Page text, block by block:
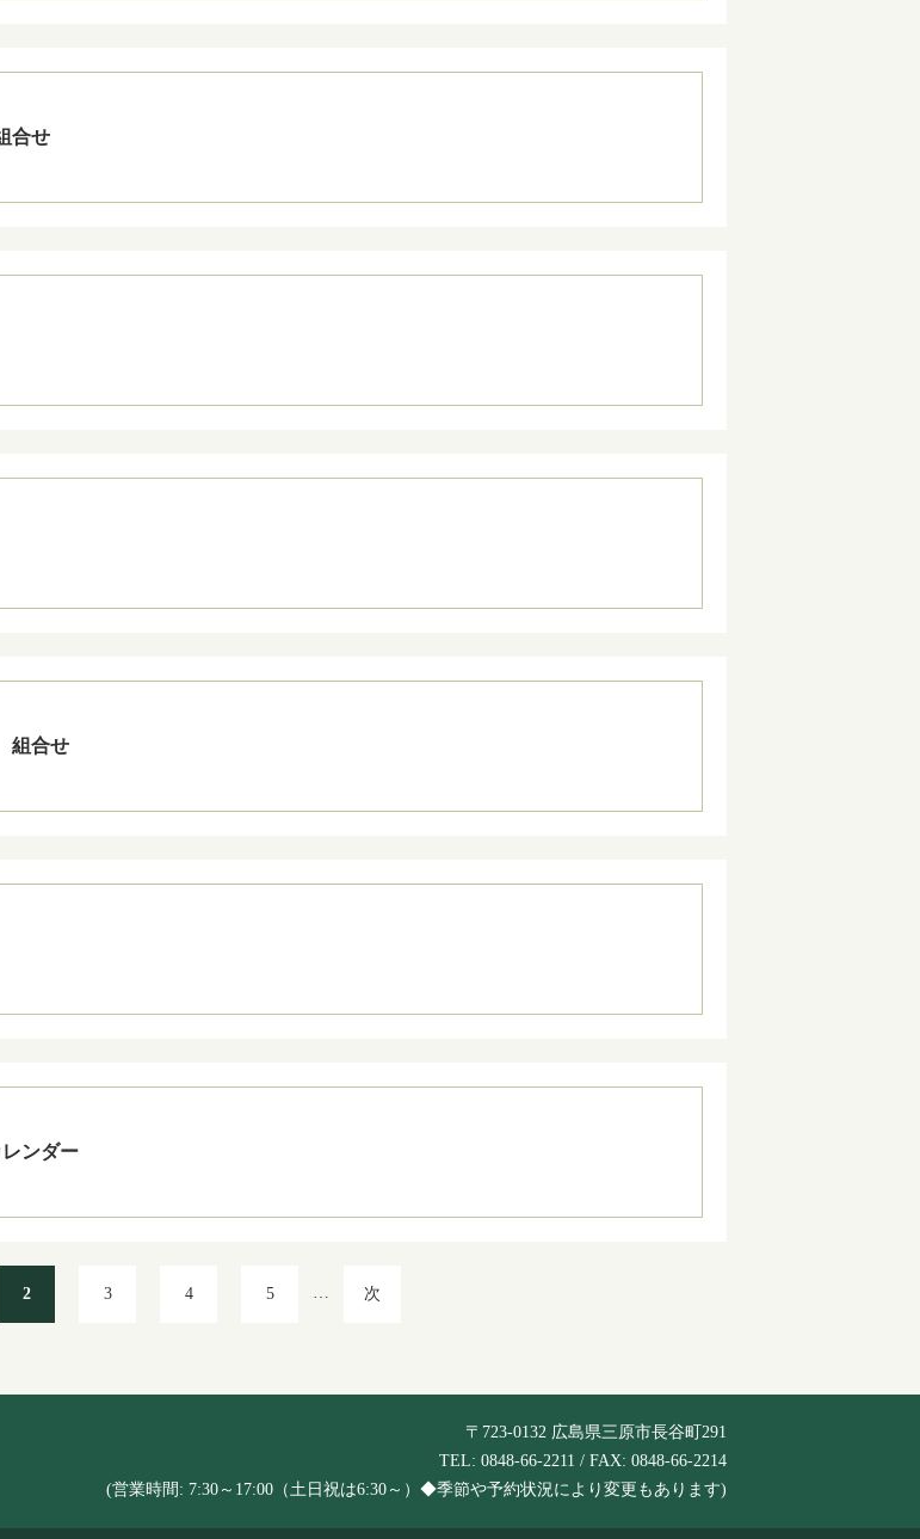
合せ
組合せ
ンダー
2 3 4 5 … 次
〒723-0132 広島県三原市長谷町291
TEL: 0848-66-2211 / FAX: 0848-66-2214
(営業時間: 7:30～17:00（土日祝は6:30～）◆季節や予約状況により変更もあります)